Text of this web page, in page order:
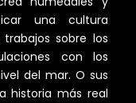
una cultura
sobre los
con los
del mar. O sus
historia más real